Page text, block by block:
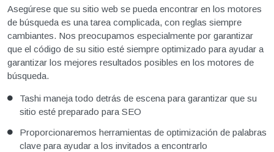
Asegúrese que su sitio web se pueda encontrar en los motores
de búsqueda es una tarea complicada, con reglas siempre
cambiantes. Nos preocupamos especialmente por garantizar
que el código de su sitio esté siempre optimizado para ayudar a
garantizar los mejores resultados posibles en los motores de
búsqueda.
Tashi maneja todo detrás de escena para garantizar que su
sitio esté preparado para SEO
Proporcionaremos herramientas de optimización de palabras
clave para ayudar a los invitados a encontrarlo